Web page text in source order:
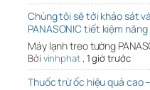
Chúng tôi sẽ tới khảo sát
PANASONIC tiết kiệm
Máy lạnh treo tường
Bởi vinhphat, 1 giờ trước
Thuốc trừ ốc hiệu quả cao